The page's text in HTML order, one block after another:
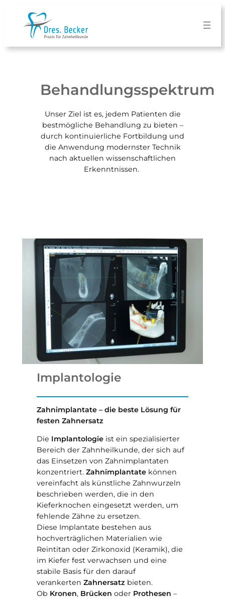
springen
Behandlungsspektrum
Unser Ziel ist es, jedem Patienten die
bestmögliche Behandlung zu bieten –
durch kontinuierliche Fortbildung und
die Anwendung modernster Technik
nach aktuellen wissenschaftlichen
Erkenntnissen.
Implantologie
Zahnimplantate – die beste Lösung für
festen Zahnersatz
Die Implantologieist ein spezialisierter
Bereich der Zahnheilkunde, der sich auf
das Einsetzen von Zahnimplantaten
konzentriert. Zahnimplantate können
vereinfacht als künstliche Zahnwurzeln
beschrieben werden, die in den
Kieferknochen eingesetzt werden, um
fehlende Zähne zu ersetzen.
Diese Implantate bestehen aus
hochverträglichen Materialien wie
Reintitan oder Zirkonoxid (Keramik), die
im Kiefer fest verwachsen und eine
stabile Basis für den darauf
verankerten Zahnersatzbieten.
Ob Kronen, Brücken oder Prothesen –